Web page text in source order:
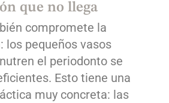
que no llega
compromete la
los pequeños vasos
el periodonto se
Esto tiene una
muy concreta: las